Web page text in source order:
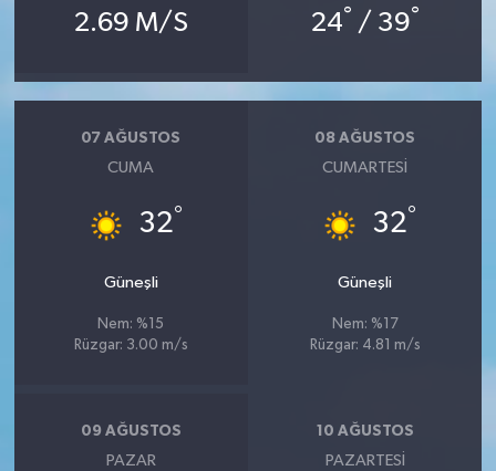
2.69 M/S 24° / 39°
07 AĞUSTOS
CUMA
32°
Güneşli
Nem: %15
Rüzgar: 3.00 m/s
08 AĞUSTOS
CUMARTESI
32°
Güneşli
Nem: %17
Rüzgar: 4.81 m/s
09 AĞUSTOS
PAZAR
10 AĞUSTOS
PAZARTESI